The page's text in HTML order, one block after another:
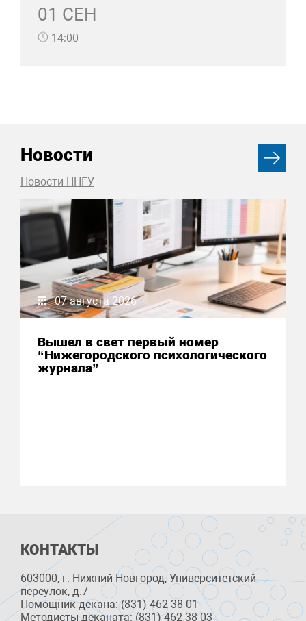
01 СЕН
14:00
Новости
Новости ННГУ
07 августа 2026
Вышел в свет первый номер
“Нижегородского психологического
журнала”
КОНТАКТЫ
603000, г. Нижний Новгород, Университетский
переулок, д.7
Помощник декана: (831) 462 38 01
Методисты деканата: (831) 462 38 03